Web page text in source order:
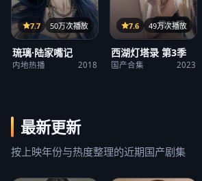
12集
7.7 50万次播放
琉璃·陆家嘴记
内地热播 2018
第23期
7.6 49万次播放
西湖灯塔录 第3季
国产合集 2023
最新更新
按上映年份与热度整理的近期国产剧集